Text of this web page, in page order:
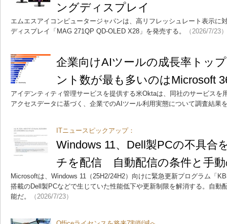
ングディスプレイ
エムエスアイコンピュータージャパンは、高リフレッシュレート表示に
ディスプレイ「MAG 271QP QD-OLED X28」を発売する。
（2026/7/23）
企業向けAIツールの成長率トッ
ント数が最も多いのはMicrosoft
アイデンティティ管理サービスを提供する米Oktaは、同社のサービスを
アクセスデータに基づく、企業でのAIツール利用実態について調査結果
ITニュースピックアップ：
Windows 11、Dell製PCの不具合
チを配信 自動配信の条件と手
Microsoftは、Windows 11（25H2/24H2）向けに緊急更新プログラム「
搭載のDell製PCなどで生じていた性能低下や更新制限を解消する。自動
能だ。
（2026/7/23）